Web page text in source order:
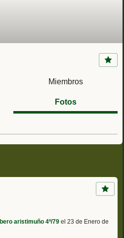
Automóviles VII Región
Miembros
Fotos
aristimuño 4º/79 el 23 de Enero de